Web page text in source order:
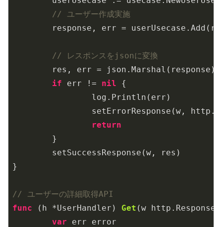
// ユーザー作成実施
// レスポンスをjsonに変換
if err != nil {
return
}
// ユーザーの詳細取得API
func
(h *UserHandler) Get (w
var err error